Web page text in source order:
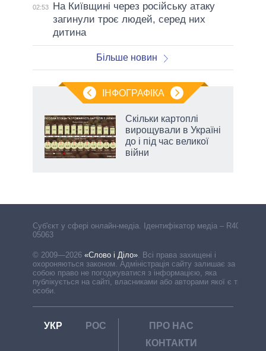
02:53
На Київщині через російську атаку
загинули троє людей, серед них
дитина
Більше новин
ІНФОГРАФІКА
Скільки картоплі
вирощували в Україні
до і під час великої
війни
Cуб'єкт у сфері онлайн-медіа. Ідентифікатор медіа – R40-
05063
© 2009—2026 «Слово і Діло». Всі права захищені і
охороняються законом. Адміністрація сайту залишає за
собою право не погоджуватися з інформацією, яка
публікується на сайті, власниками або авторами якої є треті
особи.
УКР РОС
ПРО НАС
КОНТАКТИ